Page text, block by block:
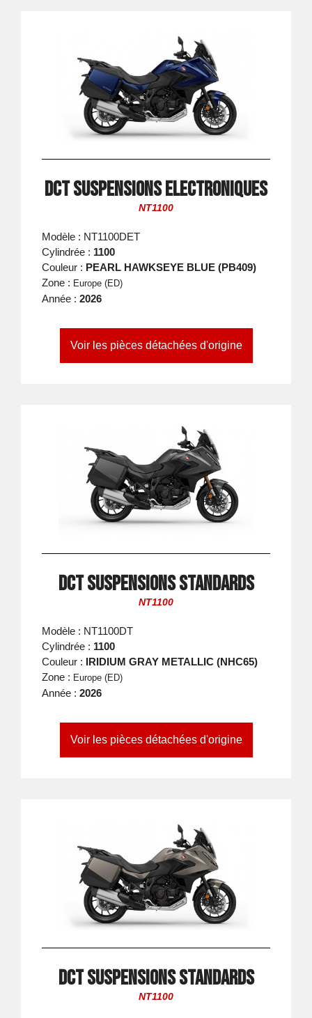
DCT suspensions electroniques
NT1100
Modèle : NT1100DET
Cylindrée : 1100
Couleur : PEARL HAWKSEYE BLUE (PB409)
Zone : Europe (ED)
Année : 2026
Voir les pièces détachées d'origine
DCT suspensions standards
NT1100
Modèle : NT1100DT
Cylindrée : 1100
Couleur : IRIDIUM GRAY METALLIC (NHC65)
Zone : Europe (ED)
Année : 2026
Voir les pièces détachées d'origine
DCT suspensions standards
NT1100